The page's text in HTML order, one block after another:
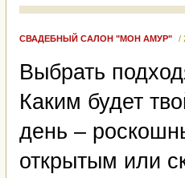
СВАДЕБНЫЙ САЛОН "МОН АМУР" /
Выбрать
Каким будет
день –
открытым или